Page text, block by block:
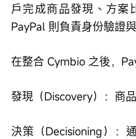
戶完成商品發現、方案
PayPal 則負責身份驗證
在整合 Cymbio 之後，
發現（Discovery）：商
決策（Decisioning）：